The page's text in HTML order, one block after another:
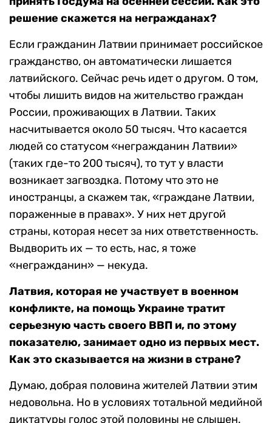
решение скажется на негражданах?
Если гражданин Латвии принимает российское
гражданство, он автоматически лишается
латвийского. Сейчас речь идет о другом. О том,
чтобы лишить видов на жительство граждан
России, проживающих в Латвии. Таких
насчитывается около 50 тысяч. Что касается
людей со статусом «негражданин Латвии»
(таких где-то 200 тысяч), то тут у власти
возникает загвоздка. Потому что это не
иностранцы, а скажем так, «граждане Латвии,
пораженные в правах». У них нет другой
страны, которая несет за них ответственность.
Выдворить их — то есть, нас, я тоже
«негражданин» — некуда.
Латвия, которая не участвует в военном
конфликте, на помощь Украине тратит
серьезную часть своего ВВП и, по этому
показателю, занимает одно из первых мест.
Как это сказывается на жизни в стране?
Думаю, добрая половина жителей Латвии этим
недовольна. Но в условиях тотальной медийной
диктатуры голос этой половины не слышен.